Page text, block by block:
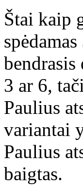
Štai kaip
3 ar 6,
Paulius
variantai
Paulius
baigtas.